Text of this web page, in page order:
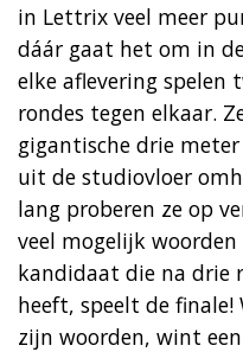
in Lettrix veel meer
dáár gaat het om in
elke aflevering spelen
rondes tegen elkaar.
gigantische drie
uit de studiovloer
lang proberen ze op
veel mogelijk
kandidaat die na drie
heeft, speelt de
zijn woorden, wint